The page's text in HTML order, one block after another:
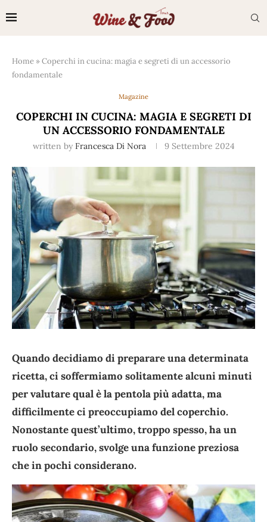
Home »Coperchi in cucina: magia e segreti di un accessorio
fondamentale
Magazine
COPERCHI IN CUCINA: MAGIA E SEGRETI DI
UN ACCESSORIO FONDAMENTALE
written by Francesca Di Nora 9 Settembre 2024
Quando decidiamo di preparare una determinata
ricetta, ci soffermiamo solitamente alcuni minuti
per valutare qual è la pentola più adatta, ma
difficilmente ci preoccupiamo del coperchio.
Nonostante quest’ultimo, troppo spesso, ha un
ruolo secondario, svolge una funzione preziosa
che in pochi considerano.